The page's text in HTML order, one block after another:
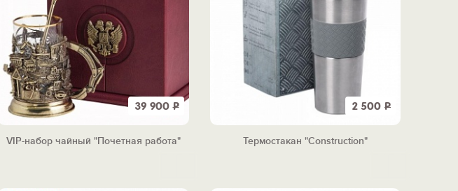
39 900Р
VIP-набор чайный "Почетная работа"
2 500 Р
Термостакан "Construction"